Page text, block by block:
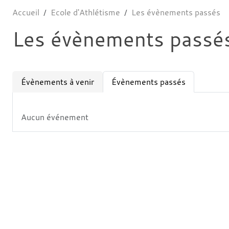
Accueil Ecole d'Athlétisme Les évènements passés
Les évènements
Évènements à venir Évènements passés
Aucun événement